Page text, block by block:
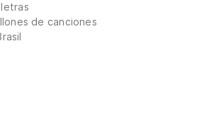
de canciones